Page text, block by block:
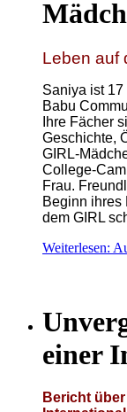
Leben auf
Saniya ist 17
Babu
Ihre Fächer
Geschichte,
GIRL-
College-
Frau.
Beginn ihres
dem GIRL
Weiterlesen:
einer
Bericht